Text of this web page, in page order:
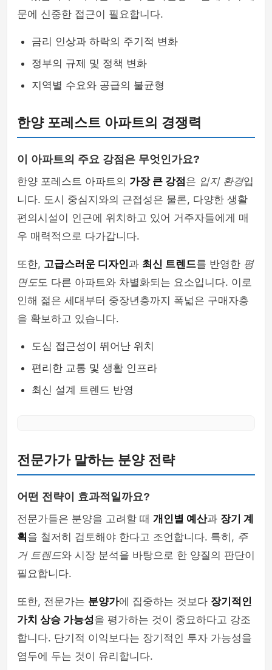
문에 신중한 접근이 필요합니다.
금리 인상과 하락의 주기적 변화
정부의 규제 및 정책 변화
지역별 수요와 공급의 불균형
한양 포레스트 아파트의 경쟁력
이 아파트의 주요 강점은 무엇인가요?
한양 포레스트 아파트의 가장 큰 강점은 입지 환경입
니다. 도시 중심지와의 근접성은 물론, 다양한 생활
편의시설이 인근에 위치하고 있어 거주자들에게 매
우 매력적으로 다가갑니다.
또한, 고급스러운 디자인과 최신 트렌드를 반영한 평
면도도 다른 아파트와 차별화되는 요소입니다. 이로
인해 젊은 세대부터 중장년층까지 폭넓은 구매자층
을 확보하고 있습니다.
도심 접근성이 뛰어난 위치
편리한 교통 및 생활 인프라
최신 설계 트렌드 반영
전문가가 말하는 분양 전략
어떤 전략이 효과적일까요?
전문가들은 분양을 고려할 때 개인별 예산과 장기 계
획 을 철저히 검토해야 한다고 조언합니다. 특히, 주
거 트렌드와 시장 분석을 바탕으로 한 양질의 판단이
필요합니다.
또한, 전문가는 분양가에 집중하는 것보다 장기적인
가치 상승 가능성을 평가하는 것이 중요하다고 강조
합니다. 단기적 이익보다는 장기적인 투자 가능성을
염두에 두는 것이 유리합니다.